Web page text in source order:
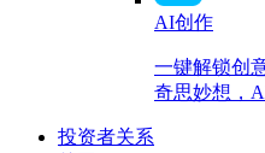
AI创作
一键解锁创
奇思妙想，
投资者关系